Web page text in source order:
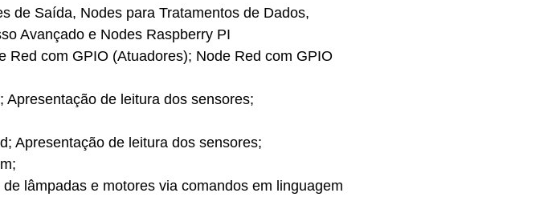
de Saída, Nodes para Tratamentos de Dados,
Avançado e Nodes Raspberry PI
com GPIO (Atuadores); Node Red com GPIO
de leitura dos sensores;
Apresentação de leitura dos sensores;
lâmpadas e motores via comandos em linguagem